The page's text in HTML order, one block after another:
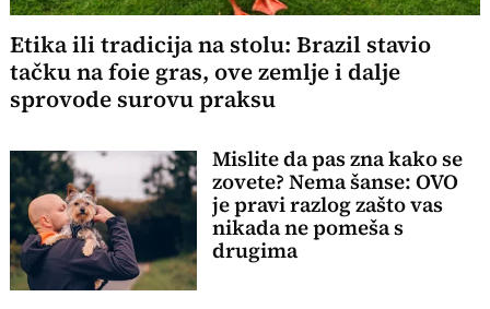
Etika ili tradicija na stolu: Brazil stavio
tačku na foie gras, ove zemlje i dalje
sprovode surovu praksu
Mislite da pas zna kako se
zovete? Nema šanse: OVO
je pravi razlog zašto vas
nikada ne pomeša s
drugima